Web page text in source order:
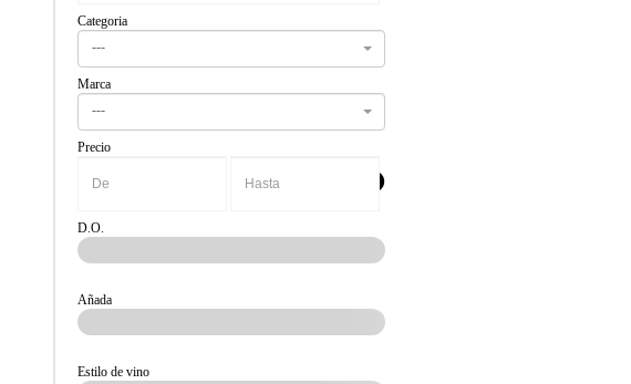
Categoria
---
Marca
---
Precio
D.O.
Añada
Estilo de vino